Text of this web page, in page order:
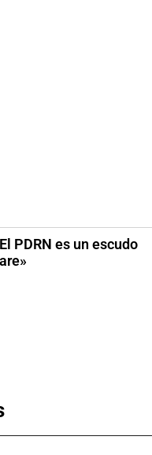
PDRN es un escudo